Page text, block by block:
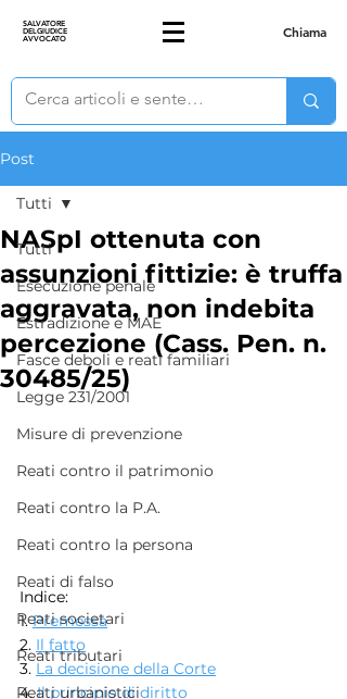
SALVATORE
DELGIUDICE
AVVOCATO Chiama
Post
Tutti
Esecuzione penale
Estradizione e MAE
Fasce deboli e reati familiari
Legge 231/2001
Misure di prevenzione
Reati contro il patrimonio
Reati contro la P.A.
Reati contro la persona
Reati di falso
Reati societari
Reati tributari
Reati urbanistici
Tutti
NASpI ottenuta con
assunzioni fittizie: è truffa
aggravata, non indebita
percezione (Cass. Pen. n.
30485/25)
Indice:
1. Premessa
2. Il fatto
3. La decisione della Corte
4. Il principio di diritto